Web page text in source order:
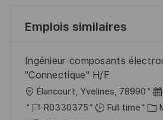
Emplois similaires
Ingénieur composants
"Connectique" H/F
o
Élancourt, Yvelines, 78990
D
a
R
R0330375 Full time
C